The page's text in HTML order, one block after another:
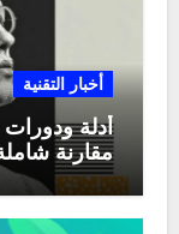
أخبار التقنية
أدلة
مقارنة شاملة